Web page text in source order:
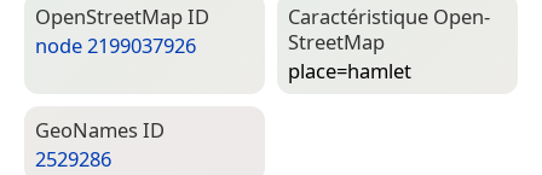
Open­Street­Map ID
node 2199037926
Caractéristique Open­
Street­Map
place=­hamlet
Geo­Names ID
2529286